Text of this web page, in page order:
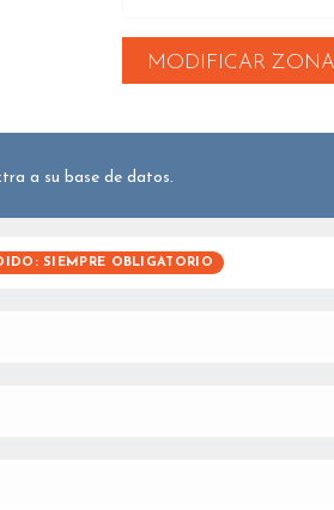
MODIFICAR
a su base de datos.
SIEMPRE OBLIGATORIO